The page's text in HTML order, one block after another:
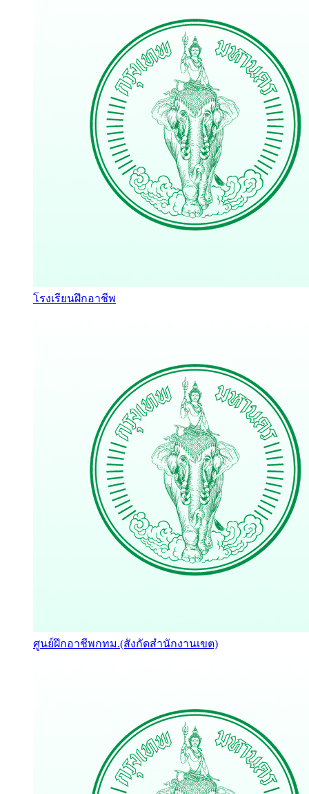
โรงเรียนฝึกอาชีพ
ศูนย์ฝึกอาชีพกทม.(สังกัดสำนักงานเขต)